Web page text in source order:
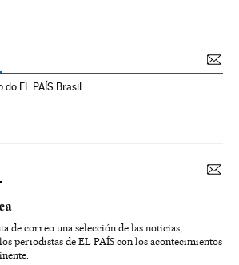
EL PAÍS Brasil
de correo una selección de las noticias,
periodistas de EL PAÍS con los acontecimientos